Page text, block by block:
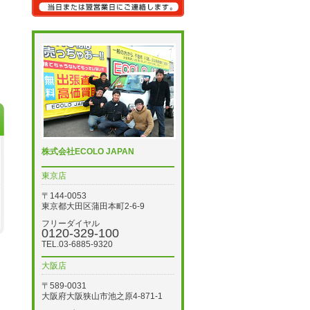
株式会社ECOLO JAPAN
東京店
〒144-0053
東京都大田区蒲田本町2-6-9
フリーダイヤル
0120-329-100
TEL.03-6885-9320
大阪店
〒589-0031
大阪府大阪狭山市池之原4-871-1